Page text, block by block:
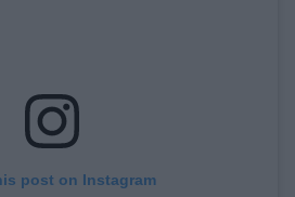
post on Instagram